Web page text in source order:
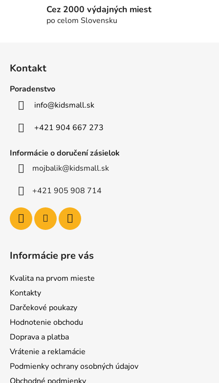
p
i
Cez 2000 výdajných miest
po celom Slovensku
Kontakt
Poradenstvo
info@kidsmall.sk
+421 904 667 273
Informácie o doručení zásielok
mojbalik@kidsmall.sk
+421 905 908 714
Informácie pre vás
Kvalita na prvom mieste
Kontakty
Darčekové poukazy
Hodnotenie obchodu
Doprava a platba
Vrátenie a reklamácie
Podmienky ochrany osobných údajov